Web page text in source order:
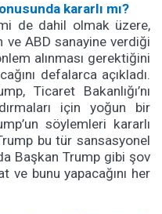
kararlı mı?
de dahil olmak üzere,
ve ABD sanayine verdiği
alınması gerektiğini
defalarca açıkladı.
Ticaret Bakanlığı’nı
için yoğun bir
söylemleri kararlı
bu tür sansasyonel
Başkan Trump gibi şov
ve bunu yapacağını her